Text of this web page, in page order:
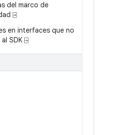
del marco de
⍈
en interfaces que no
SDK ⍈